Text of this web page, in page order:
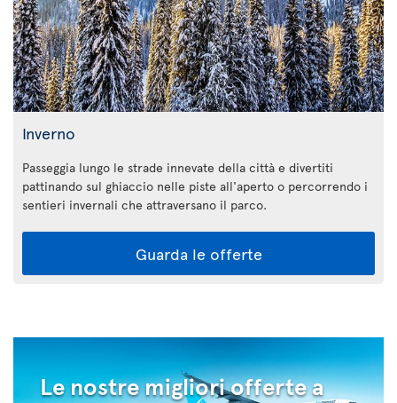
Inverno
Passeggia lungo le strade innevate della città e divertiti
pattinando sul ghiaccio nelle piste all'aperto o percorrendo i
sentieri invernali che attraversano il parco.
Guarda le offerte
Le nostre migliori offerte a